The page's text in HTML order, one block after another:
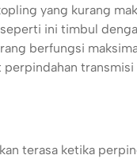
yang kurang
ini timbul
berfungsi
terasa ketika